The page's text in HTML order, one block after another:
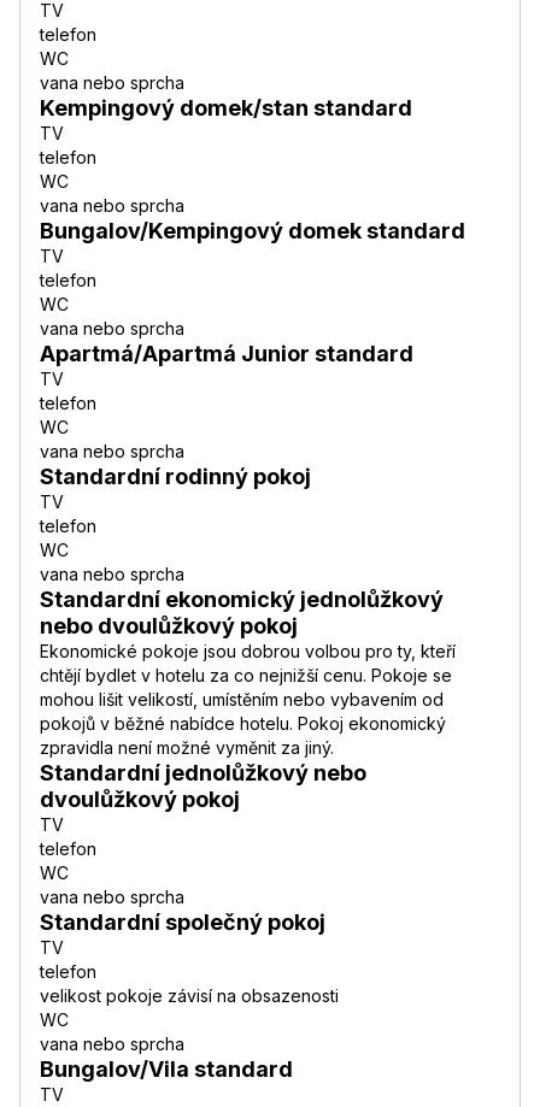
TV
telefon
WC
vana nebo sprcha
Kempingový domek/stan standard
TV
telefon
WC
vana nebo sprcha
Bungalov/Kempingový domek standard
TV
telefon
WC
vana nebo sprcha
Apartmá/Apartmá Junior standard
TV
telefon
WC
vana nebo sprcha
Standardní rodinný pokoj
TV
telefon
WC
vana nebo sprcha
Standardní ekonomický jednolůžkový
nebo dvoulůžkový pokoj
Ekonomické pokoje jsou dobrou volbou pro ty, kteří
chtějí bydlet v hotelu za co nejnižší cenu. Pokoje se
mohou lišit velikostí, umístěním nebo vybavením od
pokojů v běžné nabídce hotelu. Pokoj ekonomický
zpravidla není možné vyměnit za jiný.
Standardní jednolůžkový nebo
dvoulůžkový pokoj
TV
telefon
WC
vana nebo sprcha
Standardní společný pokoj
TV
telefon
velikost pokoje závisí na obsazenosti
WC
vana nebo sprcha
Bungalov/Vila standard
TV